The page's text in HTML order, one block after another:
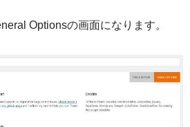
Optionsの画面になります。